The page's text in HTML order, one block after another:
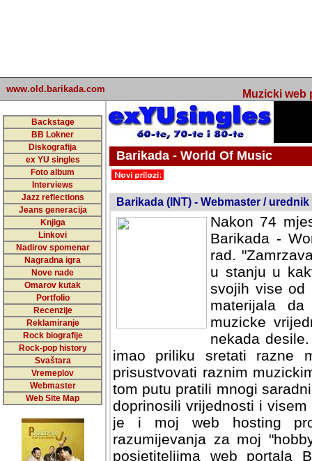
www.old.barikada.com Muzicki web
Backstage
BB Lokner
Diskografija
ex YU singles
Foto album
Interviews
Jazz reflections
Jeans generacija
Knjiga
Linkovi
Nadirov spomenar
Nagradna igra
Nove nade
Omarov kutak
Portfolio
Recenzije
Reklamiranje
Rock biografije
Rock-pop history
Svaštara
Vremeplov
Webmaster
Web Site Map
Barikada - World Of Music
Barikada (INT) - Webmaster / urednik
Nakon 74
Barikada -
rad.
u stanju u
svojih vise od
materijala
muzicke
nekada
imao priliku sretati razne
prisustvovati raznim
tom putu pratili mnogi
doprinosili vrijednosti i
je i moj web hosting
razumijevanja za moj
posjetiteljima web portala